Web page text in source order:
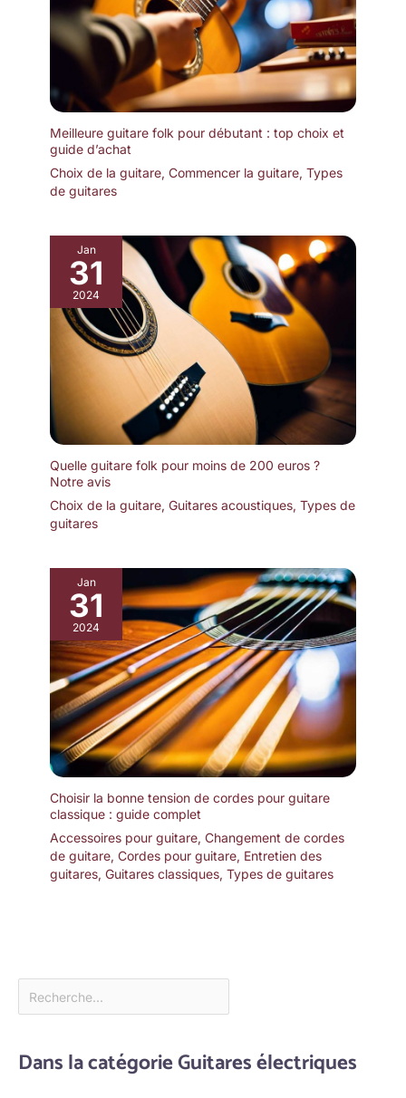
Meilleure guitare folk pour débutant : top choix et
guide d’achat
Choix de la guitare, Commencer la guitare, Types
de guitares
Jan
31
2024
Quelle guitare folk pour moins de 200 euros ?
Notre avis
Choix de la guitare, Guitares acoustiques, Types de
guitares
Jan
31
2024
Choisir la bonne tension de cordes pour guitare
classique : guide complet
Accessoires pour guitare, Changement de cordes
de guitare, Cordes pour guitare, Entretien des
guitares, Guitares classiques, Types de guitares
Dans la catégorie Guitares électriques